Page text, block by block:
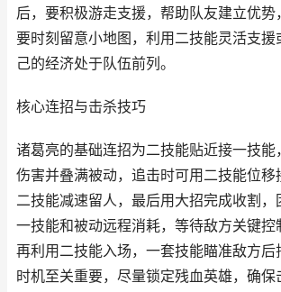
后，要积极游走支援，帮助队友建立优势
要时刻留意小地图，利用二技能灵活支援
己的经济处于队伍前列。
核心连招与击杀技巧
诸葛亮的基础连招为二技能贴近接一技能
伤害并叠满被动，追击时可用二技能位移
二技能减速留人，最后用大招完成收割，
一技能和被动远程消耗，等待敌方关键控
再利用二技能入场，一套技能瞄准敌方后
时机至关重要，尽量锁定残血英雄，确保